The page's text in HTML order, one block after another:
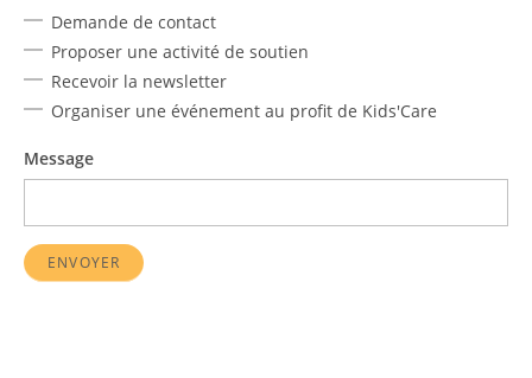
Demande de contact
Proposer une activité de soutien
Recevoir la newsletter
Organiser une événement au profit de Kids'Care
Message
ENVOYER